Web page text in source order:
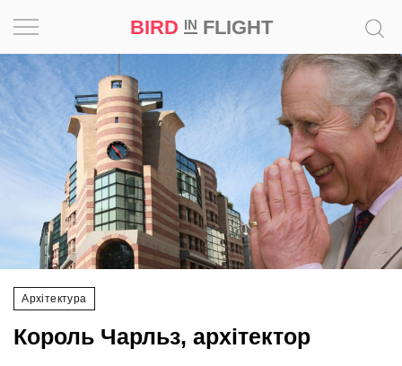
BIRD INFLIGHT
Архітектура
Король Чарльз, архітектор